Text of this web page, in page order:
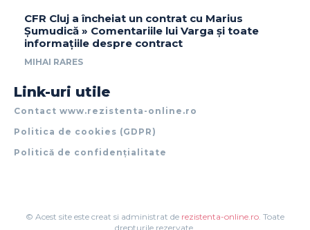
CFR Cluj a încheiat un contrat cu Marius
Șumudică » Comentariile lui Varga și toate
informațiile despre contract
MIHAI RARES
Link-uri utile
Contact www.rezistenta-online.ro
Politica de cookies (GDPR)
Politică de confidențialitate
© Acest site este creat si administrat de rezistenta-online.ro. Toate
drepturile rezervate.